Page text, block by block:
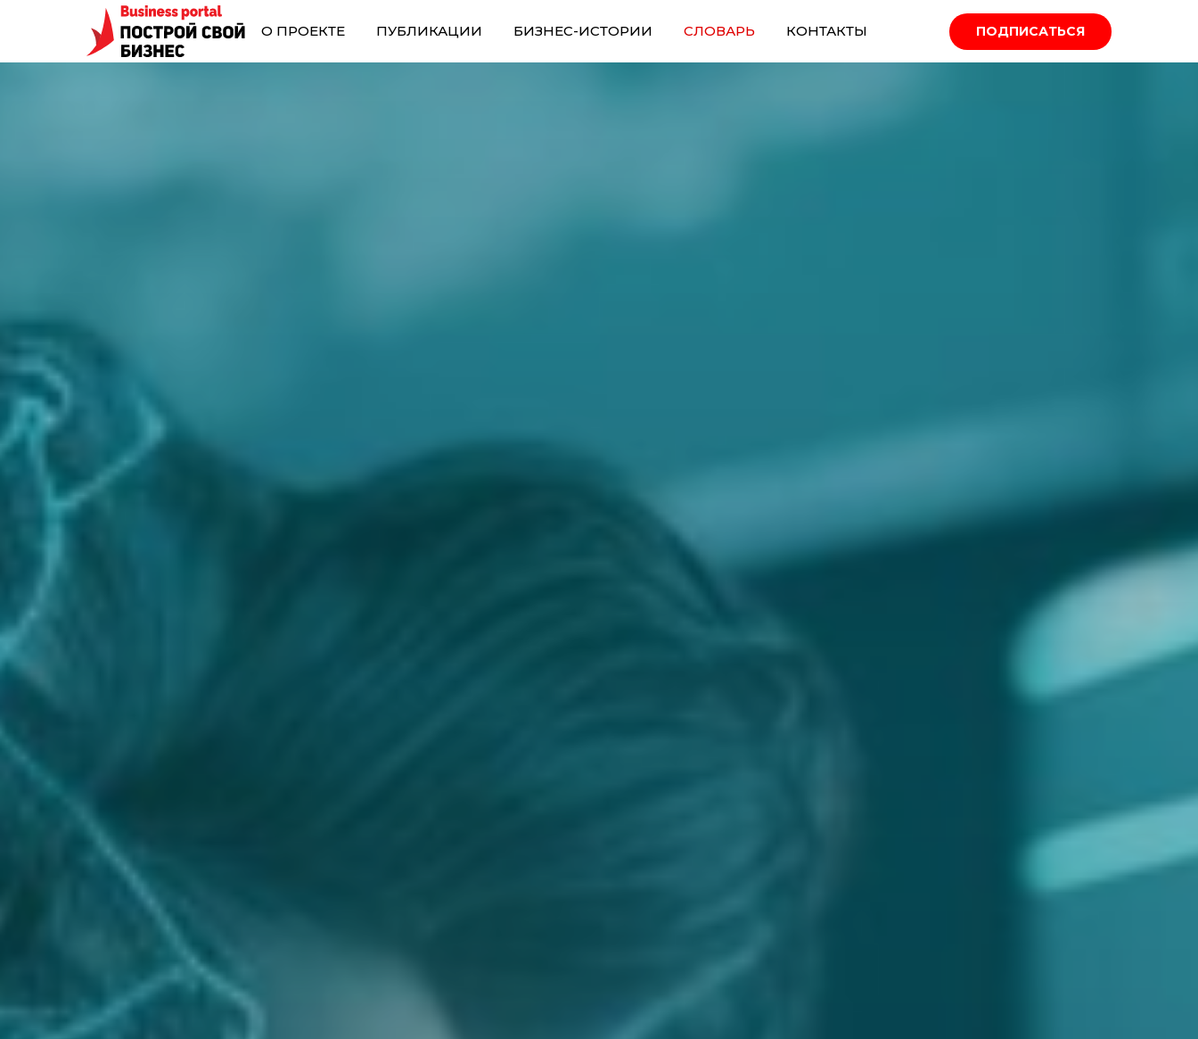
О ПРОЕКТЕ ПУБЛИКАЦИИ БИЗНЕС-ИСТОРИИ СЛОВАРЬ КОНТАКТЫ ПОДПИСАТЬСЯ